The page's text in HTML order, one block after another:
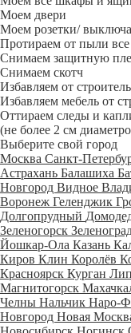
Моем двери
Моем розетки/
Протираем от пыли
Снимаем защитную
Снимаем скотч
Избавляем от
Избавляем мебель от
Оттираем следы и
(не более 2 см
Выберите свой город
Москва Санкт-
Астрахань Балашиха
Новгород Видное
Воронеж Геленджик
Долгопрудный
Зеленогорск
Йошкар-Ола Казань
Киров Клин Королёв
Красноярск Курган
Магнитогорск
Челны Нальчик Наро-
Новгород Новая